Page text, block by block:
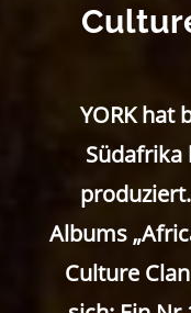
YORK hat
Albums
Culture